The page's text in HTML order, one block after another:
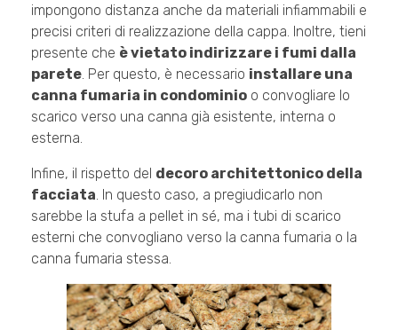
impongono distanza anche da materiali infiammabili e
precisi criteri di realizzazione della cappa. Inoltre, tieni
presente che è vietato indirizzare i fumi dalla
parete . Per questo, è necessario installare una
canna fumaria in condominio o convogliare lo
scarico verso una canna già esistente, interna o
esterna.
Infine, il rispetto del decoro architettonico della
facciata . In questo caso, a pregiudicarlo non
sarebbe la stufa a pellet in sé, ma i tubi di scarico
esterni che convogliano verso la canna fumaria o la
canna fumaria stessa.